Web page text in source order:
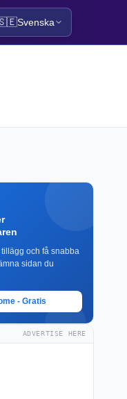
Svenska
och få snabba
sidan du
- Gratis
ADVERTISE HERE